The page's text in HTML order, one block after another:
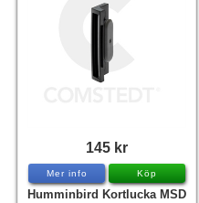
145 kr
Mer info Köp
Humminbird Kortlucka MSD